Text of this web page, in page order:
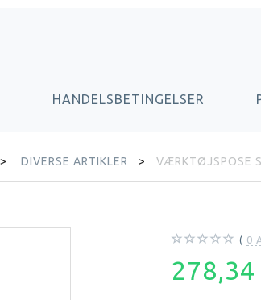
HANDELSBETINGELSER
DIVERSE ARTIKLER VÆRKTØJSPOSE
0